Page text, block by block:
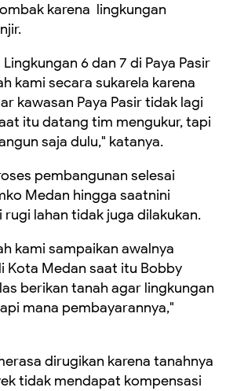
karena lingkungan
6 dan 7 di Paya Pasir
kami secara sukarela karena
kawasan Paya Pasir tidak lagi
itu datang tim mengukur, tapi
saja dulu," katanya.
pembangunan selesai
Medan hingga saatnini
lahan tidak juga dilakukan.
kami sampaikan awalnya
Kota Medan saat itu Bobby
berikan tanah agar lingkungan
mana pembayarannya,"
dirugikan karena tanahnya
tidak mendapat kompensasi